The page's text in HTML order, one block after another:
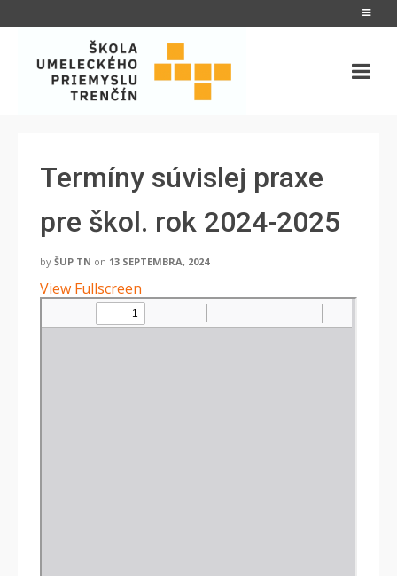
Termíny súvislej praxe
pre škol. rok 2024-2025
by ŠUP TN on 13 SEPTEMBRA, 2024
View Fullscreen